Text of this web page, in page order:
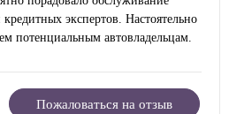
экспертов. Настоятельно
потенциальным автовладельцам.
Пожаловаться на отзыв